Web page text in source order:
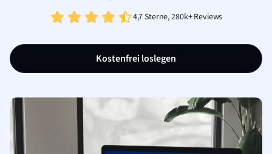
4,7 Sterne, 280k+ Reviews
Kostenfrei loslegen